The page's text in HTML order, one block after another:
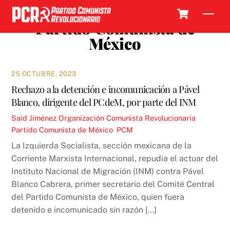
Skip
content
Partido Comunista de
México
25 OCTUBRE, 2023
Rechazo a la detención e incomunicación a Pável
Blanco, dirigente del PCdeM, por parte del INM
Said Jiménez Organización Comunista Revolucionaria
Partido Comunista de México PCM
La Izquierda Socialista, sección mexicana de la
Corriente Marxista Internacional, repudia el actuar del
Instituto Nacional de Migración (INM) contra Pável
Blanco Cabrera, primer secretario del Comité Central
del Partido Comunista de México, quien fuera
detenido e incomunicado sin razón […]